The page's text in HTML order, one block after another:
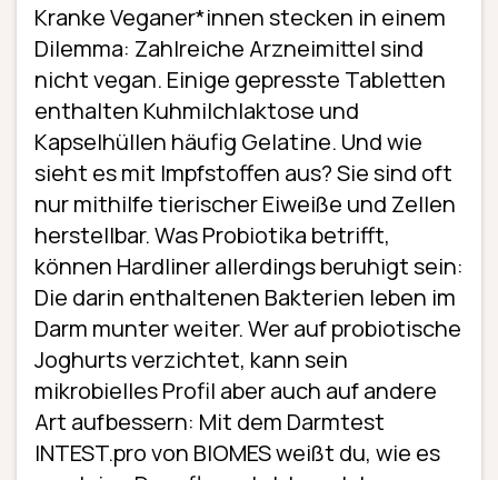
Kranke Veganer*innen stecken in einem
Dilemma: Zahlreiche Arzneimittel sind
nicht vegan. Einige gepresste Tabletten
enthalten Kuhmilchlaktose und
Kapselhüllen häufig Gelatine. Und wie
sieht es mit Impfstoffen aus? Sie sind oft
nur mithilfe tierischer Eiweiße und Zellen
herstellbar. Was Probiotika betrifft,
können Hardliner allerdings beruhigt sein:
Die darin enthaltenen Bakterien leben im
Darm munter weiter. Wer auf probiotische
Joghurts verzichtet, kann sein
mikrobielles Profil aber auch auf andere
Art aufbessern: Mit dem Darmtest
INTEST.pro von BIOMES weißt du, wie es